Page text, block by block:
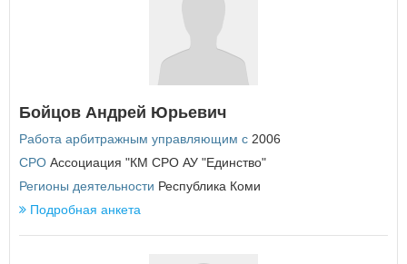
Кабардино-Балкарская Республика
Калининградская область
Калужская область
Камчатский край
Карачаево-Черкесская Республика
Кемеровская область
Костромская область
Краснодарский край
Красноярский край
Бойцов Андрей Юрьевич
Работа арбитражным управляющим с 2006
СРО Ассоциация "КМ СРО АУ "Единство"
Регионы деятельности Республика Коми
Подробная анкета